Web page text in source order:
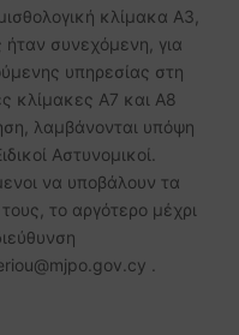
κλίμακα Α3,
ήταν συνεχόμενη, για
υπηρεσίας στη
κλίμακες Α7 και Α8
λαμβάνονται υπόψη
Αστυνομικοί.
να υποβάλουν τα
το αργότερο μέχρι
.